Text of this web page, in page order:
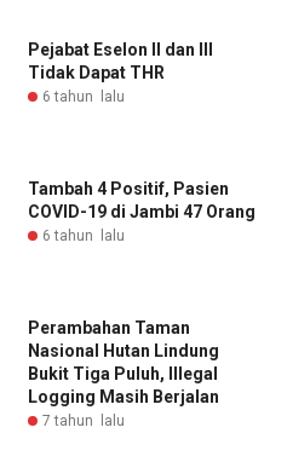
Pejabat Eselon II dan III
Tidak Dapat THR
6 tahun lalu
Tambah 4 Positif, Pasien
COVID-19 di Jambi 47 Orang
6 tahun lalu
Perambahan Taman
Nasional Hutan Lindung
Bukit Tiga Puluh, Illegal
Logging Masih Berjalan
7 tahun lalu